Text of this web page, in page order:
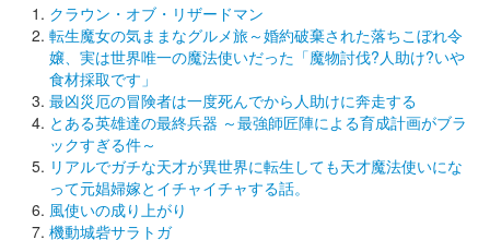
クラウン・オブ・リザードマン
転生魔女の気ままなグルメ旅～婚約破棄された落ちこぼれ令
嬢、実は世界唯一の魔法使いだった「魔物討伐?人助け?いや
食材採取です」
最凶災厄の冒険者は一度死んでから人助けに奔走する
とある英雄達の最終兵器 ～最強師匠陣による育成計画がブラ
ックすぎる件～
リアルでガチな天才が異世界に転生しても天才魔法使いにな
って元娼婦嫁とイチャイチャする話。
風使いの成り上がり
機動城砦サラトガ